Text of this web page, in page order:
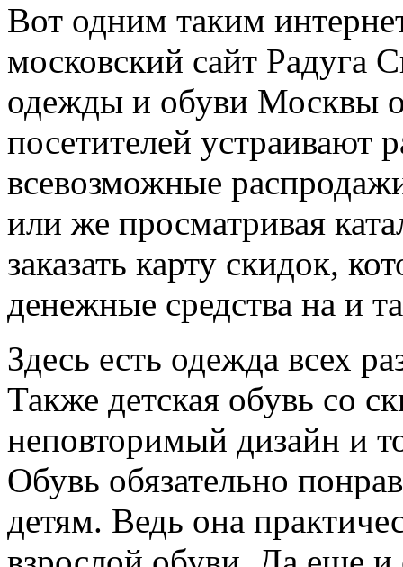
Вот одним таким
московский сайт Радуга
одежды и обуви Москвы
посетителей устраивают
всевозможные
или же просматривая
заказать карту скидок,
денежные средства на и
Здесь есть одежда всех
Также детская обувь со
неповторимый дизайн и
Обувь обязательно
детям. Ведь она